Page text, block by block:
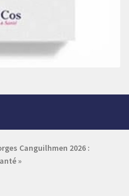
Canguilhmen 2026 :
»